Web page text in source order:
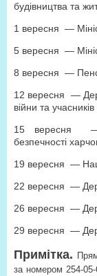
будівництва та
1 вересня —
5 вересня —
8 вересня —
12 вересня —
війни та
15 вересня
безпечності
19 вересня —
22 вересня —
26 вересня —
29 вересня —
Примітка.
за номером 254-